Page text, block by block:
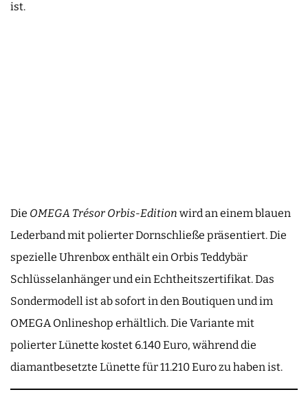
ist.
Die OMEGA Trésor Orbis-Edition wird an einem blauen
Lederband mit polierter Dornschließe präsentiert. Die
spezielle Uhrenbox enthält ein Orbis Teddybär
Schlüsselanhänger und ein Echtheitszertifikat. Das
Sondermodell ist ab sofort in den Boutiquen und im
OMEGA Onlineshop erhältlich. Die Variante mit
polierter Lünette kostet 6.140 Euro, während die
diamantbesetzte Lünette für 11.210 Euro zu haben ist.